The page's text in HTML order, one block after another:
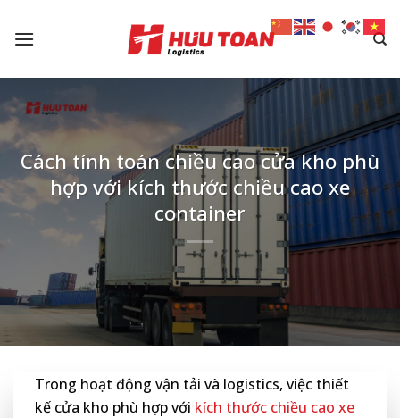
Cách tính toán chiều cao cửa kho phù
hợp với kích thước chiều cao xe
container
Trong hoạt động vận tải và logistics, việc thiết
kế cửa kho phù hợp với kích thước chiều cao xe